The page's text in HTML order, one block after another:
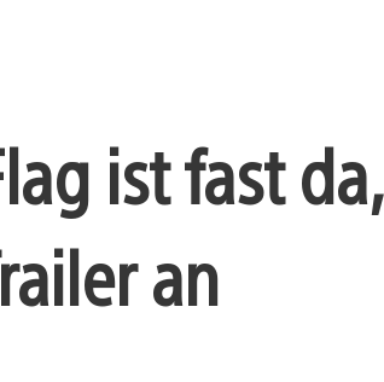
ist fast da,
an